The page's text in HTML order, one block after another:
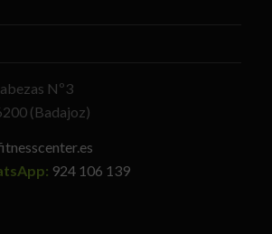
Nº3
(Badajoz)
924 106 139